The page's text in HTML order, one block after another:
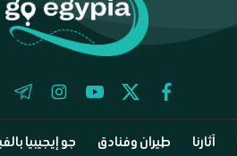
facebook
twitter
youtube
instagram
آثارنا طيران وفنادق جو إيجيبيا